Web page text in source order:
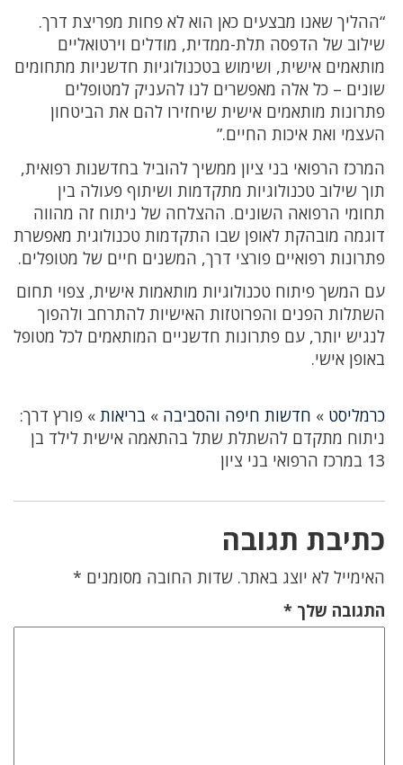
“ההליך שאנו מבצעים כאן הוא לא פחות מפריצת דרך.
שילוב של הדפסה תלת-ממדית, מודלים וירטואליים
מותאמים אישית, ושימוש בטכנולוגיות חדשניות מתחומים
שונים – כל אלה מאפשרים לנו להעניק למטופלים
פתרונות מותאמים אישית שיחזירו להם את הביטחון
העצמי ואת איכות החיים.”
המרכז הרפואי בני ציון ממשיך להוביל בחדשנות רפואית,
תוך שילוב טכנולוגיות מתקדמות ושיתוף פעולה בין
תחומי הרפואה השונים. ההצלחה של ניתוח זה מהווה
דוגמה מובהקת לאופן שבו התקדמות טכנולוגית מאפשרת
פתרונות רפואיים פורצי דרך, המשנים חיים של מטופלים.
עם המשך פיתוח טכנולוגיות מותאמות אישית, צפוי תחום
השתלות הפנים והפרוטזות האישיות להתרחב ולהפוך
לנגיש יותר, עם פתרונות חדשניים המותאמים לכל מטופל
באופן אישי.
כרמליסט » חדשות חיפה והסביבה » בריאות » פורץ דרך:
ניתוח מתקדם להשתלת שתל בהתאמה אישית לילד בן
13 במרכז הרפואי בני ציון
כתיבת תגובה
האימייל לא יוצג באתר. שדות החובה מסומנים *
התגובה שלך *